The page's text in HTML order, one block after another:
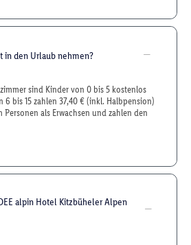
in den Urlaub nehmen?
sind Kinder von 0 bis 5 kostenlos
bis 15 zahlen 37,40 € (inkl. Halbpension)
Personen als Erwachsen und zahlen den
alpin Hotel Kitzbüheler Alpen